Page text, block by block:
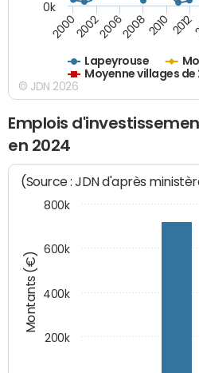
Lapeyrouse
Moyenne villages de
20002002200620082010 2012
0k
© JDN 2026
Emplois
en 2024
Montants (€)
(Source : JDN d'après
200k
400k
600k
800k